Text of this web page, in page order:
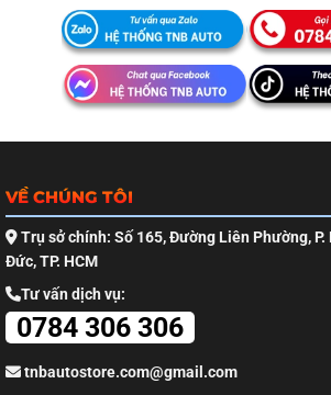
VỀ CHÚNG TÔI
Trụ sở chính: Số 165, Đường Liên Phường, P.
Đức, TP. HCM
Tư vấn dịch vụ:
0784 306 306
tnbautostore.com@gmail.com